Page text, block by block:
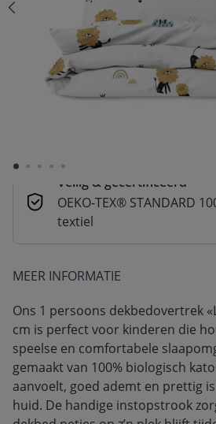
Snelle levering
Voor 23:00 besteld,
verzonden
Betaal nu of in 3 delen
Veilig & gecertificeerd
OEKO-TEX® STANDARD
textiel
MEER INFORMATIE
Ons 1 persoons dekbedovertrek
cm is perfect voor kinderen die
speelse en comfortabele
gemaakt van 100% biologisch
aanvoelt, goed ademt en prettig
huid. De handige instopstrook